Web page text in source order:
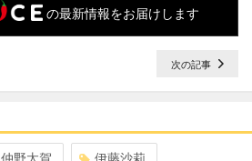
の最新情報をお届けします
次の記事
仲野太賀 伊藤沙莉